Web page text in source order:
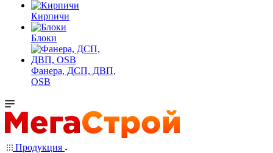
Кирпичи
Блоки
Фанера, ДСП, ДВП,
OSB
Продукция